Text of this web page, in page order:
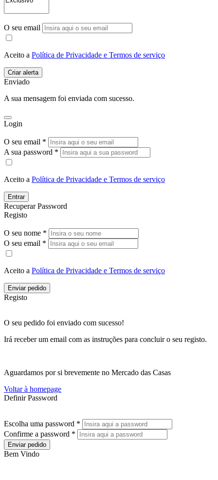
O seu email
Aceito a Política de Privacidade e Termos de serviço
Enviado
A sua mensagem foi enviada com sucesso.
Login
O seu email *
A sua password *
Aceito a Política de Privacidade e Termos de serviço
Entrar
Recuperar Password
Registo
O seu nome *
O seu email *
Aceito a Política de Privacidade e Termos de serviço
Enviar pedido
Registo
O seu pedido foi enviado com sucesso!
Irá receber um email com as instruções para concluir o seu registo.
Aguardamos por si brevemente no Mercado das Casas
Voltar à homepage
Definir Password
Escolha uma password *
Confirme a password *
Enviar pedido
Bem Vindo